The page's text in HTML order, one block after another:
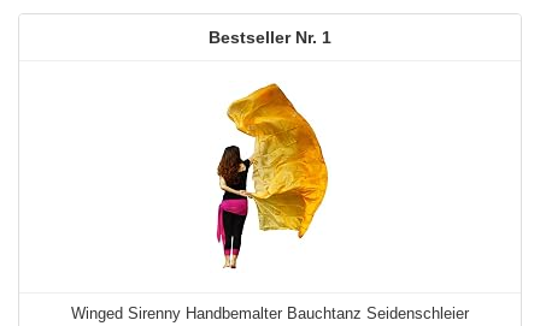
1
Winged Sirenny Handbemalter Bauchtanz Seidenschleier